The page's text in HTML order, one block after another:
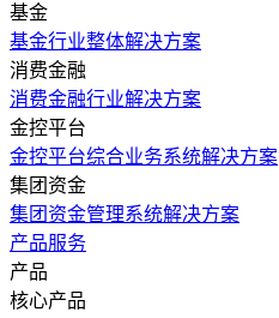
基金
基金行业整体解决方案
消费金融
消费金融行业解决方案
金控平台
金控平台综合业务系统解决方案
集团资金
集团资金管理系统解决方案
产品服务
产品
核心产品